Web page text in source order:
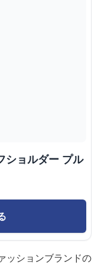
ショルダー プル
ッションブランドの